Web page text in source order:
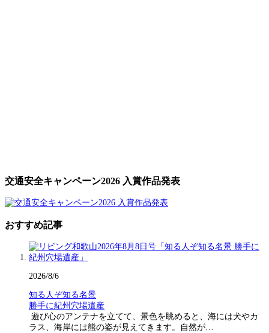
交通安全キャンペーン2026 入賞作品発表
おすすめ記事
2026/8/6
知る人ぞ知る名景
勝手に紀州穴場遺産
遊び心のアンテナを立てて、景色を眺めると、海には犬やカ
ラス、海岸には熊の姿が見えてきます。自然が…